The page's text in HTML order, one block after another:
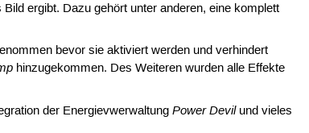
ergibt. Dazu gehört unter anderen, eine komplett
bevor sie aktiviert werden und verhindert
hinzugekommen. Des Weiteren wurden alle Effekte
der EnergievwerwaltungPower Devilund vieles